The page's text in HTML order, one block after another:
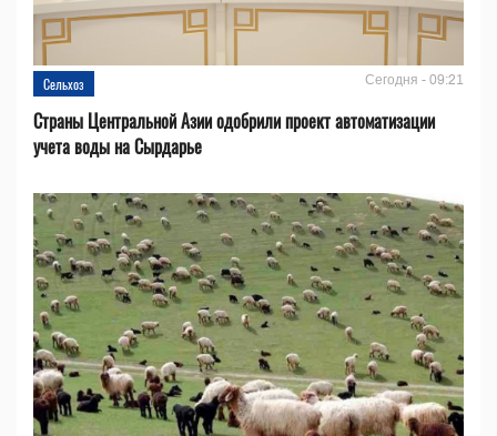
Сельхоз Сегодня - 09:21
Страны Центральной Азии одобрили проект автоматизации
учета воды на Сырдарье